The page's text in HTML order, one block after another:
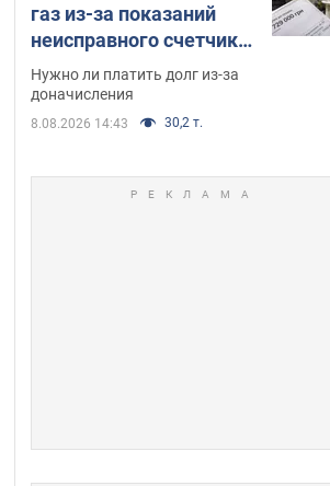
газ из-за показаний
неисправного счетчика:
судья вынес
неожиданное решение
Нужно ли платить долг из-за
доначисления
8.08.2026 14:43 30,2 т.